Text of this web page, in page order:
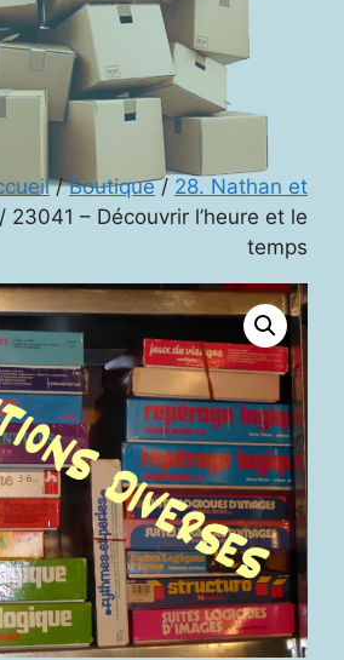
/Boutique/ 28. Nathan et
/ 23041 – Découvrir l’heure et le
temps